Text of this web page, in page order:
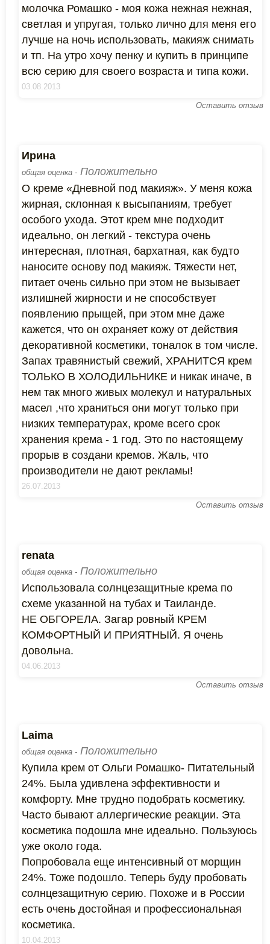
молочка Ромашко - моя кожа нежная нежная,
светлая и упругая, только лично для меня его
лучше на ночь использовать, макияж снимать
и тп. На утро хочу пенку и купить в принципе
всю серию для своего возраста и типа кожи.
03.08.2013
Оставить отзыв
Ирина
общая оценка - Положительно
О креме «Дневной под макияж». У меня кожа
жирная, склонная к высыпаниям, требует
особого ухода. Этот крем мне подходит
идеально, он легкий - текстура очень
интересная, плотная, бархатная, как будто
наносите основу под макияж. Тяжести нет,
питает очень сильно при этом не вызывает
излишней жирности и не способствует
появлению прыщей, при этом мне даже
кажется, что он охраняет кожу от действия
декоративной косметики, тоналок в том числе.
Запах травянистый свежий, ХРАНИТСЯ крем
ТОЛЬКО В ХОЛОДИЛЬНИКЕ и никак иначе, в
нем так много живых молекул и натуральных
масел ,что храниться они могут только при
низких температурах, кроме всего срок
хранения крема - 1 год. Это по настоящему
прорыв в создани кремов. Жаль, что
производители не дают рекламы!
26.07.2013
Оставить отзыв
renata
общая оценка - Положительно
Использовала солнцезащитные крема по
схеме указанной на тубах и Таиланде.
НЕ ОБГОРЕЛА. Загар ровный КРЕМ
КОМФОРТНЫЙ И ПРИЯТНЫЙ. Я очень
довольна.
04.06.2013
Оставить отзыв
Laima
общая оценка - Положительно
Купила крем от Ольги Ромашко- Питательный
24%. Была удивлена эффективности и
комфорту. Мне трудно подобрать косметику.
Часто бывают аллергические реакции. Эта
косметика подошла мне идеально. Пользуюсь
уже около года.
Попробовала еще интенсивный от морщин
24%. Тоже подошло. Теперь буду пробовать
солнцезащитную серию. Похоже и в России
есть очень достойная и профессиональная
косметика.
10.04.2013